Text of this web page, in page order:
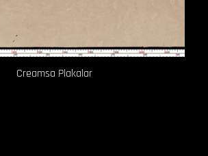
Creamsa Plakalar